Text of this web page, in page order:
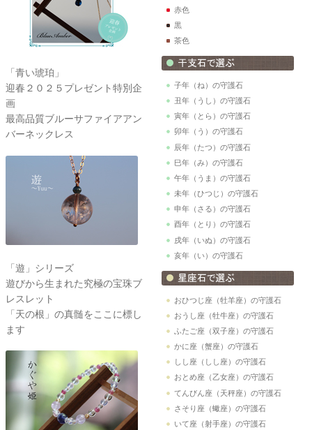
「青い琥珀」
迎春２０２５プレゼント特別企
画
最高品質ブルーサファイアアン
バーネックレス
「遊」シリーズ
遊びから生まれた究極の宝珠ブ
レスレット
「天の根」の真髄をここに標し
ます
赤色
黒
茶色
子年（ね）の守護石
丑年（うし）の守護石
寅年（とら）の守護石
卯年（う）の守護石
辰年（たつ）の守護石
巳年（み）の守護石
午年（うま）の守護石
未年（ひつじ）の守護石
申年（さる）の守護石
酉年（とり）の守護石
戌年（いぬ）の守護石
亥年（い）の守護石
おひつじ座（牡羊座）の守護石
おうし座（牡牛座）の守護石
ふたご座（双子座）の守護石
かに座（蟹座）の守護石
しし座（しし座）の守護石
おとめ座（乙女座）の守護石
てんびん座（天秤座）の守護石
さそり座（蠍座）の守護石
いて座（射手座）の守護石